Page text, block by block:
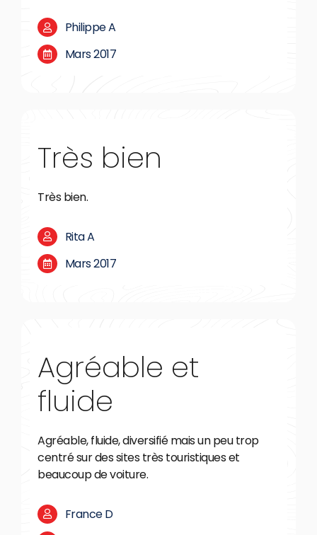
Philippe A
Mars 2017
Très bien
Très bien.
Rita A
Mars 2017
Agréable et
fluide
Agréable, fluide, diversifié mais un peu trop
centré sur des sites très touristiques et
beaucoup de voiture.
France D